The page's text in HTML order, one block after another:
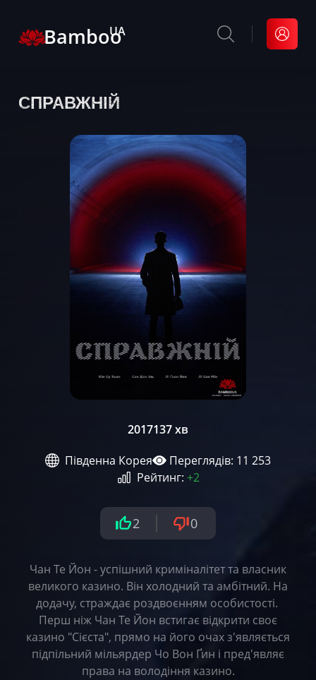
Bamboo
UA
СПРАВЖНІЙ
2017137 хв
Південна Корея
Переглядів: 11 253
Рейтинг: +2
2 0
Чан Те Йон - успішний криміналітет та власник
великого казино. Він холодний та амбітний. На
додачу, страждає роздвоєнням особистості.
Перш ніж Чан Те Йон встигає відкрити своє
казино "Сієста", прямо на його очах з'являється
підпільний мільярдер Чо Вон Ґин і пред'являє
права на володіння казино.